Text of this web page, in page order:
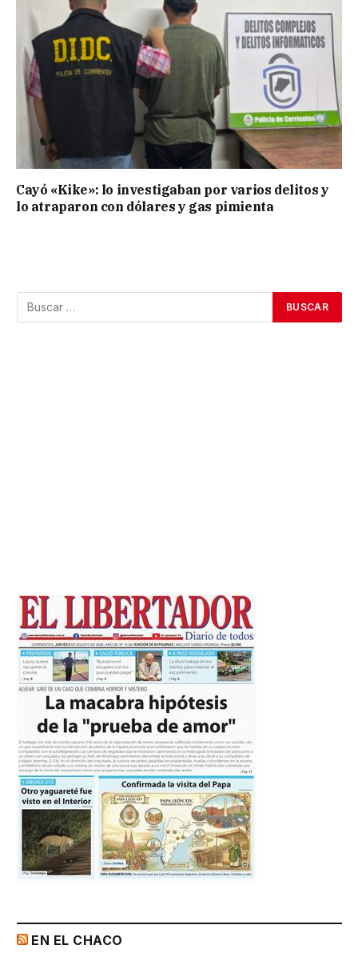
Cayó «Kike»: lo investigaban por varios delitos y
lo atraparon con dólares y gas pimienta
EN EL CHACO